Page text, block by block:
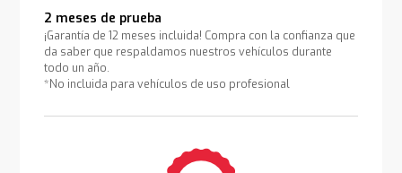
2 meses de prueba
¡Garantía de 12 meses incluida! Compra con la confianza que
da saber que respaldamos nuestros vehículos durante
todo un año.
*No incluida para vehículos de uso profesional